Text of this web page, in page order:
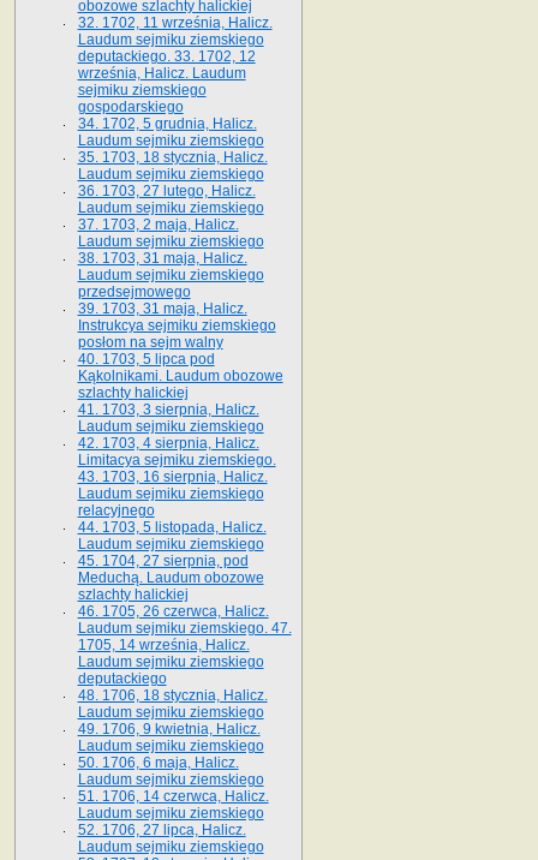
obozowe szlachty halickiej
32. 1702, 11 września, Halicz.
Laudum sejmiku ziemskiego
deputackiego. 33. 1702, 12
września, Halicz. Laudum
sejmiku ziemskiego
gospodarskiego
34. 1702, 5 grudnia, Halicz.
Laudum sejmiku ziemskiego
35. 1703, 18 stycznia, Halicz.
Laudum sejmiku ziemskiego
36. 1703, 27 lutego, Halicz.
Laudum sejmiku ziemskiego
37. 1703, 2 maja, Halicz.
Laudum sejmiku ziemskiego
38. 1703, 31 maja, Halicz.
Laudum sejmiku ziemskiego
przedsejmowego
39. 1703, 31 maja, Halicz.
Instrukcya sejmiku ziemskiego
posłom na sejm walny
40. 1703, 5 lipca pod
Kąkolnikami. Laudum obozowe
szlachty halickiej
41­. 1703, 3 sierpnia, Halicz.
Laudum sejmiku ziemskiego
42. 1703, 4 sierpnia, Halicz.
Limitacya sejmiku ziemskiego.
43. 1703, 16 sierpnia, Halicz.
Laudum sejmiku ziemskiego
relacyjnego
44. 1703, 5 listopada, Halicz.
Laudum sejmiku ziemskiego
45. 1704, 27 sierpnia, pod
Meduchą. Laudum obozowe
szlachty halickiej
46. 1705, 26 czerwca, Halicz.
Laudum sejmiku ziemskiego. 47.
1705, 14 września, Halicz.
Laudum sejmiku ziemskiego
deputackiego
48. 1706, 18 stycznia, Halicz.
Laudum sejmiku ziemskiego
49. 1706, 9 kwietnia, Halicz.
Laudum sejmiku ziemskiego
50. 1706, 6 maja, Halicz.
Laudum sejmiku ziemskiego
51. 1706, 14 czerwca, Halicz.
Laudum sejmiku ziemskiego
52. 1706, 27 lipca, Halicz.
Laudum sejmiku ziemskiego